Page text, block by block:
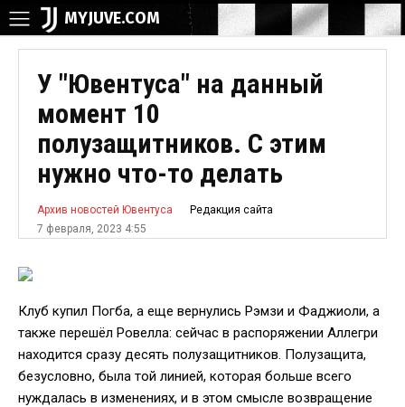
MYJUVE.COM
У "Ювентуса" на данный
момент 10
полузащитников. С этим
нужно что-то делать
Архив новостей Ювентуса
Редакция сайта
7 февраля, 2023 4:55
Клуб купил Погба, а еще вернулись Рэмзи и Фаджиоли, а
также перешёл Ровелла: сейчас в распоряжении Аллегри
находится сразу десять полузащитников. Полузащита,
безусловно, была той линией, которая больше всего
нуждалась в изменениях, и в этом смысле возвращение